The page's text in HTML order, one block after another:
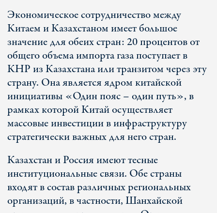
Экономическое сотрудничество между
Китаем и Казахстаном имеет большое
значение для обеих стран: 20 процентов от
общего объема импорта газа поступает в
КНР из Казахстана или транзитом через эту
страну. Она является ядром китайской
инициативы «Один пояс – один путь», в
рамках которой Китай осуществляет
массовые инвестиции в инфраструктуру
стратегически важных для него стран.
Казахстан и Россия имеют тесные
институциональные связи. Обе страны
входят в состав различных региональных
организаций, в частности, Шанхайской